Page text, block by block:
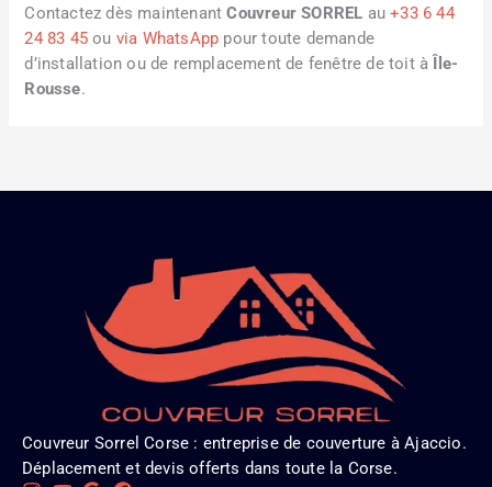
Contactez dès maintenantCouvreur SORREL au+33 6 44
24 83 45 ou via WhatsApp pour toute demande
d’installation ou de remplacement de fenêtre de toit à
Île-
Rousse.
Couvreur Sorrel Corse : entreprise de couverture à Ajaccio.
Déplacement et devis offerts dans toute la Corse.